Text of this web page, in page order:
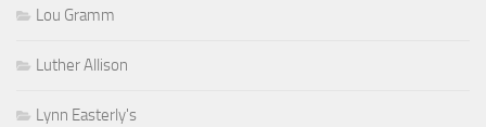
Lou Gramm
Luther Allison
Lynn Easterly's